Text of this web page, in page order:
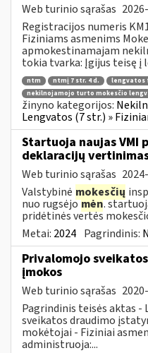
Web turinio sąrašas
Registracijos numeris
Fiziniams asmenims
apmokestinamajam
tokia tvarka: Įgijus teisę į
ntm ntmį 7 str. 4 d.
lengvatos
nekilnojamojo turto mokesčio
žinyno kategorijos:
Lengvatos (7 str.) »
Startuoja naujas VMI
deklaracijų
Web turinio sąrašas
Valstybinė mokesčių
nuo rugsėjomėn.
pridėtinės vertės
Metai: 2024 Pagrindinis:
Privalomojo
įmokos
Web turinio sąrašas
Pagrindinis teisės aktas -
sveikatos draudimo
mokėtojai - Fiziniai
administruoja:...